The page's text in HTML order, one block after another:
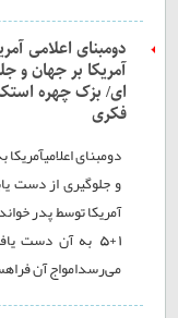
دومبنای اعلامی
آمریکا بر جهان و
ای/ بزک چهره
فکری
دومبنای
و جلوگیری از دست
آمریکا توسط پدر
1+5 به آن دست
می‌رسدامواج آن